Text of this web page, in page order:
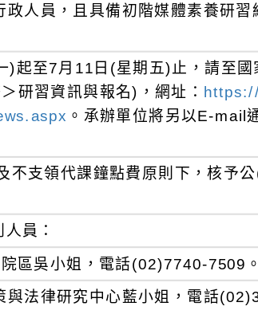
人員，且具備初階媒體素養研習
)起至7月11日(星期五)止，請至國
研習資訊與報名)，網址：
。承辦單位將另以E-mail
不支領代課鐘點費原則下，核予
員：
區吳小姐，電話(02)7740-7509。
與法律研究中心藍小姐，電話